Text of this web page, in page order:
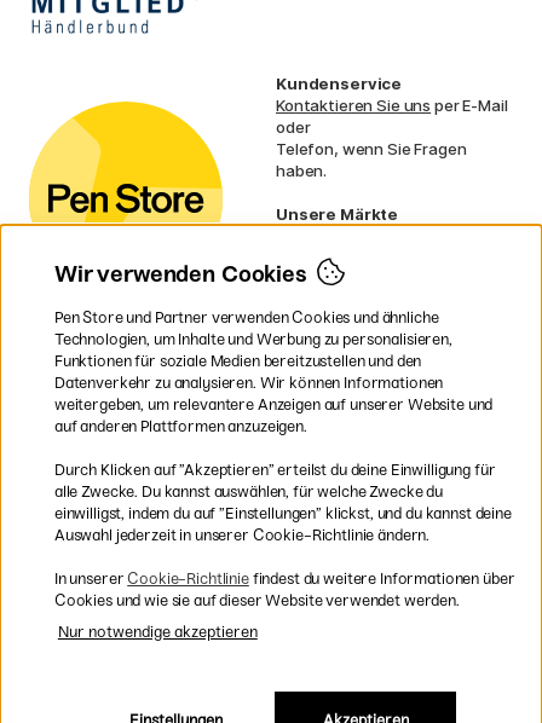
Kundenservice
Kontaktieren Sie uns per E-Mail
oder
Telefon, wenn Sie Fragen
haben.
Unsere Märkte
Norwegen
Dänemark
Frankreich
Irland
Niederlande
UK
EU
gelten für sperrige Produkte.
Sichere Bezahlung mit Visa, Mastercard und Paypal
Wir verwenden Cookies
Pen Store und Partner verwenden Cookies und ähnliche
Technologien, um Inhalte und Werbung zu personalisieren,
Funktionen für soziale Medien bereitzustellen und den
Datenverkehr zu analysieren. Wir können Informationen
weitergeben, um relevantere Anzeigen auf unserer Website und
auf anderen Plattformen anzuzeigen.
Durch Klicken auf ”Akzeptieren” erteilst du deine Einwilligung für
alle Zwecke. Du kannst auswählen, für welche Zwecke du
einwilligst, indem du auf ”Einstellungen” klickst, und du kannst deine
Auswahl jederzeit in unserer Cookie-Richtlinie ändern.
In unsererCookie-Richtliniefindest du weitere Informationen über
Cookies und wie sie auf dieser Website verwendet werden.
Nur notwendige akzeptieren